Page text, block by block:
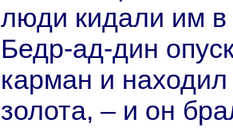
люди кидали им в
Бедр-ад-дин
карман и
золота, – и он